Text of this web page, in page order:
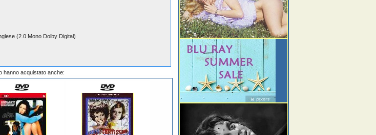
(2.0 Mono Dolby Digital)
hanno acquistato anche: